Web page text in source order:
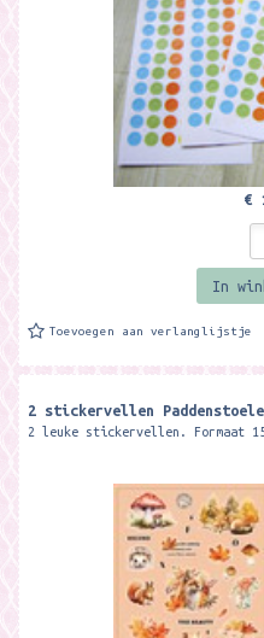
€
In
Toevoegen aan verlanglijstje
2 stickervellen
2 leuke stickervellen. Formaat